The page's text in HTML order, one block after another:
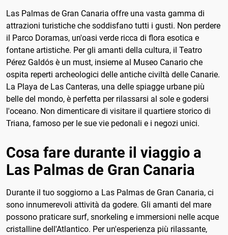
Las Palmas de Gran Canaria offre una vasta gamma di
attrazioni turistiche che soddisfano tutti i gusti. Non perdere
il Parco Doramas, un'oasi verde ricca di flora esotica e
fontane artistiche. Per gli amanti della cultura, il Teatro
Pérez Galdós è un must, insieme al Museo Canario che
ospita reperti archeologici delle antiche civiltà delle Canarie.
La Playa de Las Canteras, una delle spiagge urbane più
belle del mondo, è perfetta per rilassarsi al sole e godersi
l'oceano. Non dimenticare di visitare il quartiere storico di
Triana, famoso per le sue vie pedonali e i negozi unici.
Cosa fare durante il viaggio a
Las Palmas de Gran Canaria
Durante il tuo soggiorno a Las Palmas de Gran Canaria, ci
sono innumerevoli attività da godere. Gli amanti del mare
possono praticare surf, snorkeling e immersioni nelle acque
cristalline dell'Atlantico. Per un'esperienza più rilassante,